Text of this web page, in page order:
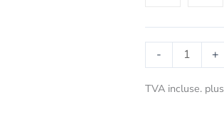
- +
TVA incluse. plus